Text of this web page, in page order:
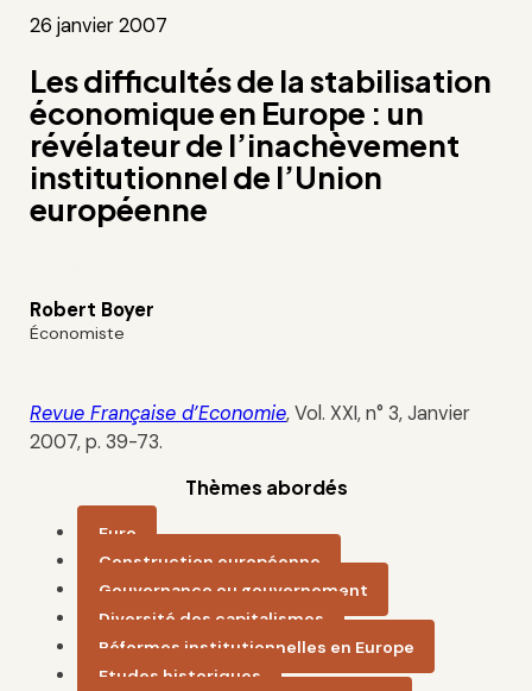
26 janvier 2007
Les difficultés de la stabilisation
économique en Europe : un
révélateur de l’inachèvement
institutionnel de l’Union
européenne
Robert Boyer
Économiste
Revue Française d’Economie, Vol. XXI, n° 3, Janvier
2007, p. 39-73.
Thèmes abordés
Euro
Construction européenne
Gouvernance ou gouvernement
Diversité des capitalismes
Réformes institutionnelles en Europe
Etudes historiques